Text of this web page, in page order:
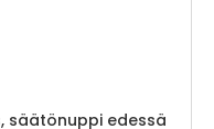
säätönuppi edessä